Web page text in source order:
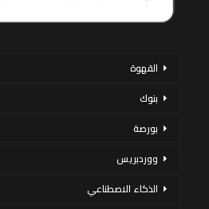
القهوة
بنوك
بورصة
ووردبريس
الذكاء الاصطناعي